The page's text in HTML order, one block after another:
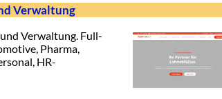
Verwaltung
Verwaltung. Full-
Pharma,
HR-